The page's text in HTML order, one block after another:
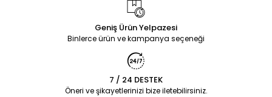
Geniş Ürün Yelpazesi
Binlerce ürün ve kampanya seçeneği
7 / 24 DESTEK
Öneri ve şikayetlerinizi bize iletebilirsiniz.